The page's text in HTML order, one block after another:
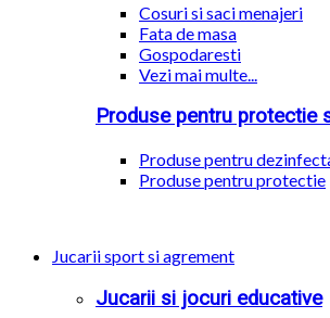
Cosuri si saci menajeri
Fata de masa
Gospodaresti
Vezi mai multe...
Produse pentru protectie
Produse pentru
Produse pentru protectie
Jucarii sport si agrement
Jucarii si jocuri educative